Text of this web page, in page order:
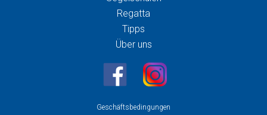
Regatta
Tipps
Über uns
Geschäftsbedingungen